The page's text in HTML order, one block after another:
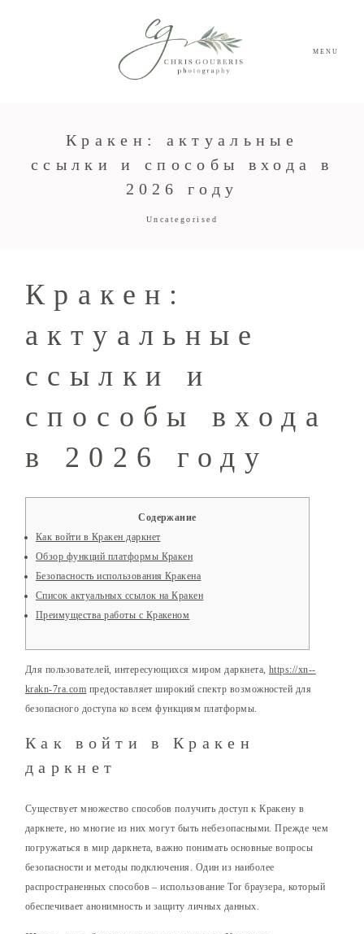
MENU
Кракен: актуальные
ссылки и способы входа в
2026 году
Uncategorised
Кракен:
актуальные
ссылки и
способы входа
в 2026 году
Содержание
Как войти в Кракен даркнет
Обзор функций платформы Кракен
Безопасность использования Кракена
Список актуальных ссылок на Кракен
Преимущества работы с Кракеном
Для пользователей, интересующихся миром даркнета,https://xn--
krakn-7ra.com предоставляет широкий спектр возможностей для
безопасного доступа ко всем функциям платформы.
Как войти в Кракен
даркнет
Существует множество способов получить доступ к Кракену в
даркнете, но многие из них могут быть небезопасными. Прежде чем
погружаться в мир даркнета, важно понимать основные вопросы
безопасности и методы подключения. Один из наиболее
распространенных способов – использование Tor браузера, который
обеспечивает анонимность и защиту личных данных.